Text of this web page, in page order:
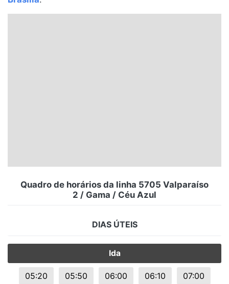
Quadro de horários da linha 5705 Valparaíso
2 / Gama / Céu Azul
DIAS ÚTEIS
Ida
05:20 05:50 06:00 06:10
07:00